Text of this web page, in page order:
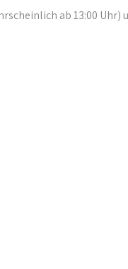
ab 13:00